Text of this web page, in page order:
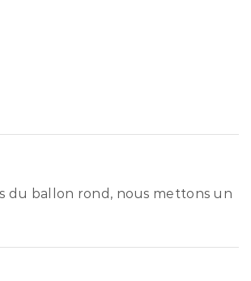
du ballon rond, nous mettons un